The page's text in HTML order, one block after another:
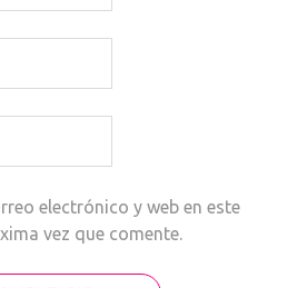
electrónico y web en este
vez que comente.